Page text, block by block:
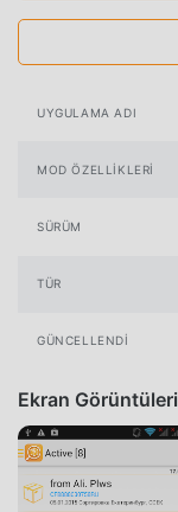
UYGULAMA ADI
MOD ÖZELLIKLERI
SÜRÜM
TÜR
GÜNCELLENDI
Ekran Görüntüleri